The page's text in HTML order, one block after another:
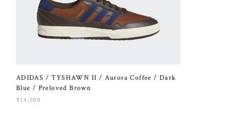
ADIDAS / TYSHAWN II / Aurora Coffee / Dark
Blue / Preloved Brown
¥14,300